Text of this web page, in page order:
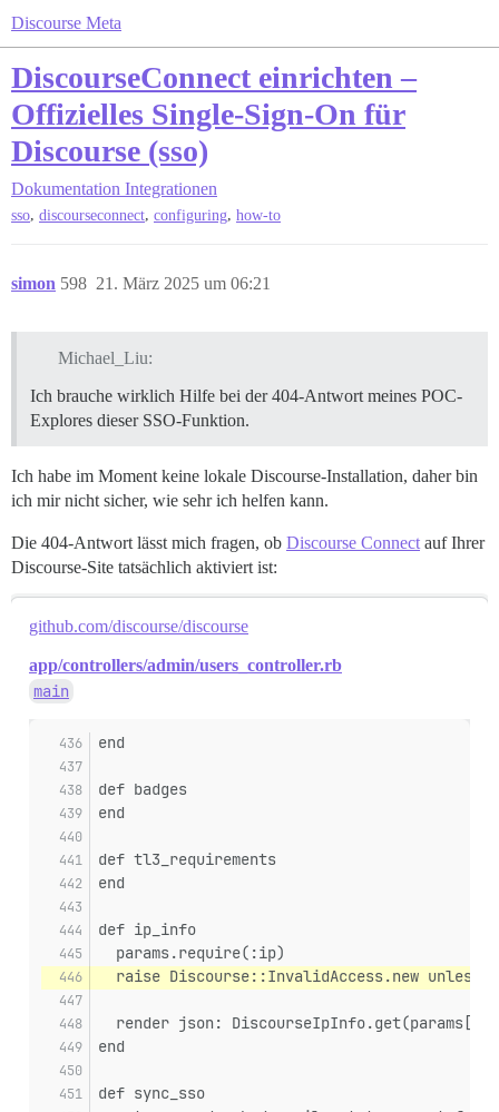
Discourse Meta
DiscourseConnect einrichten –
Offizielles Single-Sign-On für
Discourse (sso)
Dokumentation Integrationen
sso, discourseconnect, configuring, how-to
simon 21. März 2025 um 06:21
598
Michael_Liu:
Ich brauche wirklich Hilfe bei der 404-Antwort meines POC-
Explores dieser SSO-Funktion.
Ich habe im Moment keine lokale Discourse-Installation, daher bin
ich mir nicht sicher, wie sehr ich helfen kann.
Die 404-Antwort lässt mich fragen, ob Discourse Connect auf Ihrer
Discourse-Site tatsächlich aktiviert ist:
github.com/discourse/discourse
app/controllers/admin/users_controller.rb
main
end
def badges
end
def tl3_requirements
end
def ip_info
  params.require(:ip)
raise Discourse::InvalidAccess.new unless
render json:
end
def sync_sso